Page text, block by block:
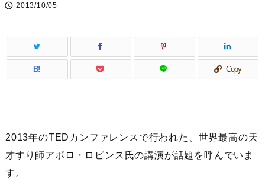
 2013/10/05
B! Copy
2013年のTEDカンファレンスで行われた、世界最高の天
才すり師アポロ・ロビンス氏の講演が話題を呼んでいま
す。